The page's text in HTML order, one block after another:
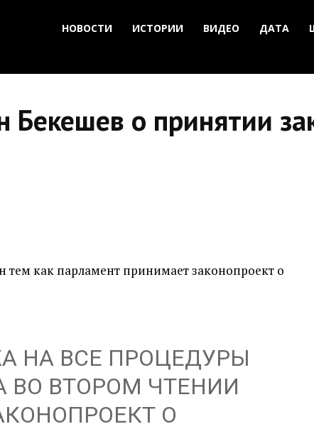
НОВОСТИ ИСТОРИИ ВИДЕО ДАТА
Бекешев о принятии
тем как парламент принимает законопроект о
НА ВСЕ ПРОЦЕДУРЫ
ВО ВТОРОМ ЧТЕНИИ
О